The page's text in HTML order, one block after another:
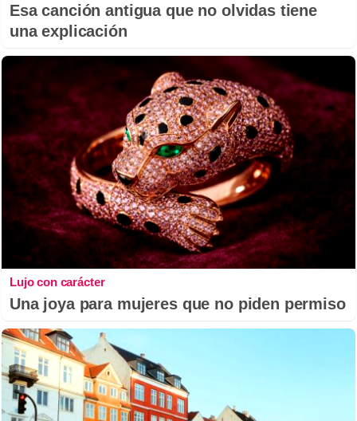
Esa canción antigua que no olvidas tiene
una explicación
Lujo con carácter
Una joya para mujeres que no piden permiso